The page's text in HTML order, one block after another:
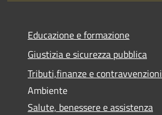
Educazione e formazione
Giustizia e sicurezza pubblica
Tributi,finanze e contravvenzioni
Ambiente
Salute, benessere e assistenza